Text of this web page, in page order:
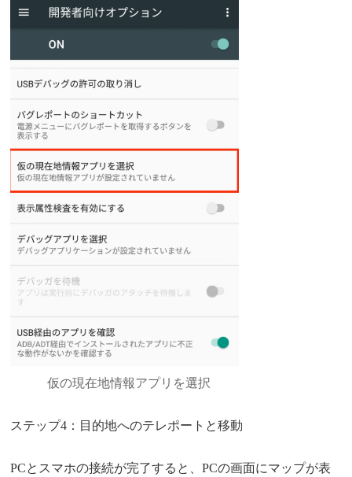
仮の現在地情報アプリを選択
ステップ4：目的地へのテレポートと移動
PCとスマホの接続が完了すると、PCの画面にマップが表